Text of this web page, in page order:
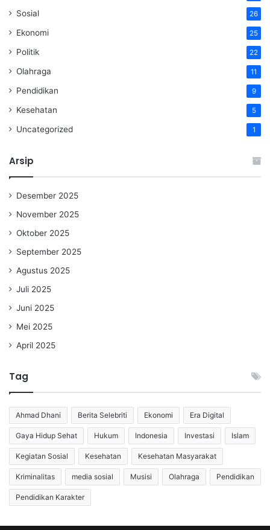
Sosial 26
Ekonomi 25
Politik 22
Olahraga 11
Pendidikan 9
Kesehatan 5
Uncategorized 1
Arsip
Desember 2025
November 2025
Oktober 2025
September 2025
Agustus 2025
Juli 2025
Juni 2025
Mei 2025
April 2025
Tag
Ahmad Dhani Berita Selebriti Ekonomi Era Digital
Gaya Hidup Sehat Hukum Indonesia Investasi Islam
Kegiatan Sosial Kesehatan Kesehatan Masyarakat
Kriminalitas media sosial Musisi Olahraga Pendidikan
Pendidikan Karakter